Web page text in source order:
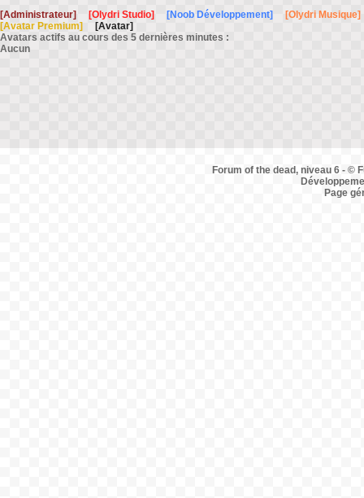
[Administrateur]
[Olydri Studio] [Noob Développement]
[Olydri Musique]
[Avatar Premium]
[Avatar]
Avatars actifs au cours des 5 dernières minutes :
Aucun
Forum of the dead, niveau 6 - ©
Page